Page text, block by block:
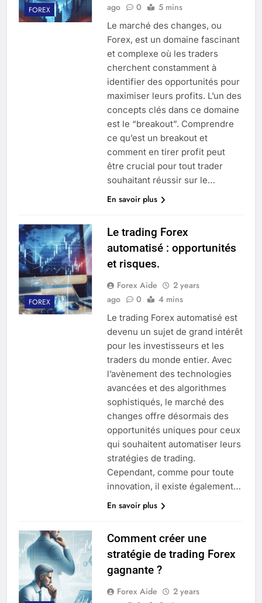
FOREX
ago
0 5 mins
Le marché des changes, ou
Forex, est un domaine fascinant
et complexe où les traders
cherchent constamment à
identifier des opportunités pour
maximiser leurs profits. L’un des
concepts clés dans ce domaine
est le “breakout”. Comprendre
ce qu’est un breakout et
comment en tirer profit peut
être crucial pour tout trader
souhaitant réussir sur le…
En savoir plus
FOREX
Le trading Forex
automatisé : opportunités
et risques.
Forex Aide
2 years
ago
0 4 mins
Le trading Forex automatisé est
devenu un sujet de grand intérêt
pour les investisseurs et les
traders du monde entier. Avec
l’avènement des technologies
avancées et des algorithmes
sophistiqués, le marché des
changes offre désormais des
opportunités uniques pour ceux
qui souhaitent automatiser leurs
stratégies de trading.
Cependant, comme pour toute
innovation, il existe également…
En savoir plus
Comment créer une
stratégie de trading Forex
gagnante ?
Forex Aide
2 years